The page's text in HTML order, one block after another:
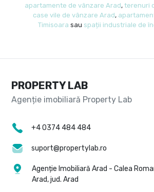
apartamente de vânzare Arad, terenuri
case vile de vânzare Arad,
Timisoara sau spații industriale de
PROPERTY LAB
+4 0374 484 484
suport@propertylab.ro
Agenție Imobiliară Arad - Calea
Arad, jud. Arad